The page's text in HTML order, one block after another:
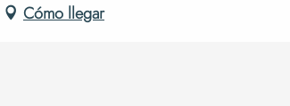
Cómo llegar